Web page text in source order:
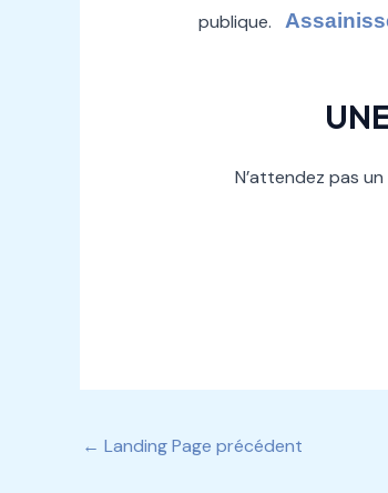
publique.
N’attendez pas
← Landing Page précédent